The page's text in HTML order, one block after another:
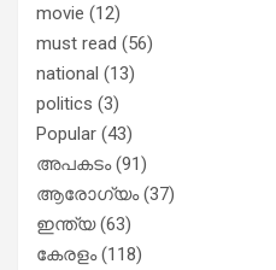
movie (12)
must read (56)
national (13)
politics (3)
Popular (43)
അപകടം(91)
ആരോഗ്യം(37)
ഇന്ത്യ(63)
കേരളം(118)